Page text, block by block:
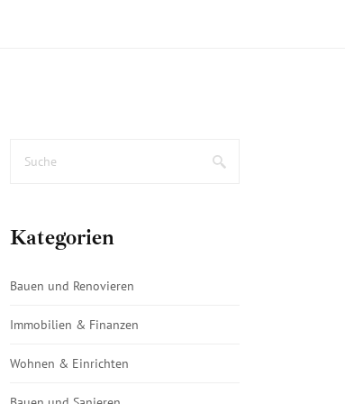
Kategorien
Bauen und Renovieren
Immobilien & Finanzen
Wohnen & Einrichten